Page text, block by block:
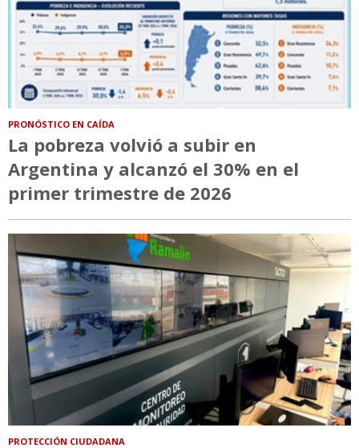
PRONÓSTICO EN CAÍDA
La pobreza volvió a subir en
Argentina y alcanzó el 30% en el
primer trimestre de 2026
PROTECCIÓN CIUDADANA